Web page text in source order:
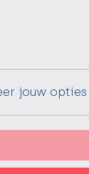
jouw